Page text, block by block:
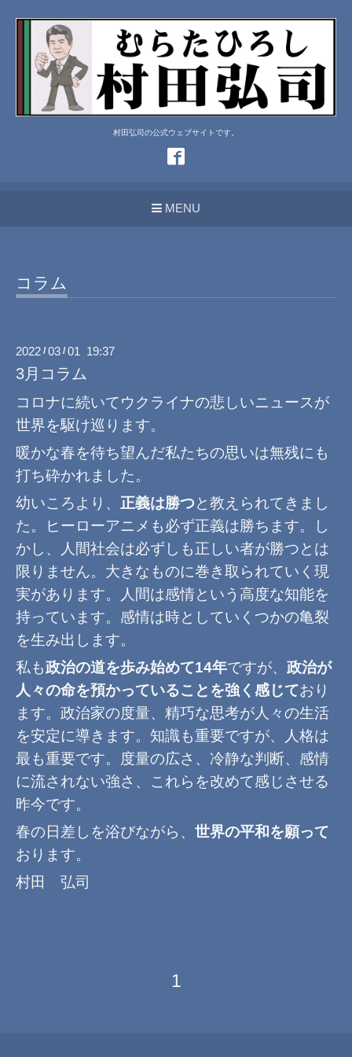
村田弘司の公式ウェブサイトです。
MENU
コラム
2022 / 03 / 01 19:37
3月コラム
コロナに続いてウクライナの悲しいニュースが
世界を駆け巡ります。
暖かな春を待ち望んだ私たちの思いは無残にも
打ち砕かれました。
幼いころより、 正義は勝つと教えられてきまし
た。ヒーローアニメも必ず正義は勝ちます。し
かし、人間社会は必ずしも正しい者が勝つとは
限りません。大きなものに巻き取られていく現
実があります。人間は感情という高度な知能を
持っています。感情は時としていくつかの亀裂
を生み出します。
私も政治の道を歩み始めて14年ですが、 政治が
人々の命を預かっていることを強く感じており
ます。政治家の度量、精巧な思考が人々の生活
を安定に導きます。知識も重要ですが、人格は
最も重要です。度量の広さ、冷静な判断、感情
に流されない強さ、これらを改めて感じさせる
昨今です。
春の日差しを浴びながら、 世界の平和を願って
おります。
村田 弘司
1